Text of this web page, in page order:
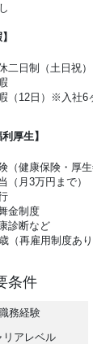
二日制（土日祝）
（12日）※入社6
厚生】
（健康保険・厚
（月3万円まで）
金制度
診断など
（再雇用制度あり
条件
務経験
リアレベル